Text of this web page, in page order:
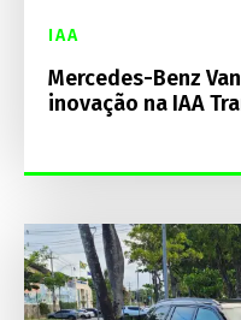
IAA
Mercedes-Benz
inovação na IAA